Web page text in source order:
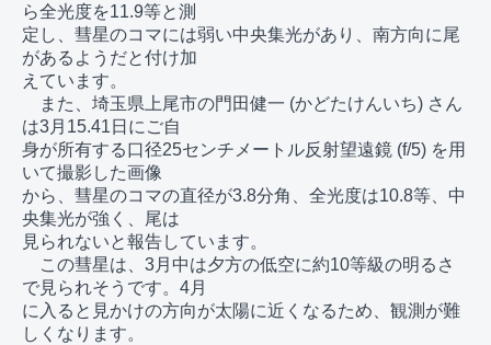
ら全光度を11.9等と測
定し、彗星のコマには弱い中央集光があり、南方向に尾
があるようだと付け加
えています。
また、埼玉県上尾市の門田健一 (かどたけんいち) さん
は3月15.41日にご自
身が所有する口径25センチメートル反射望遠鏡 (f/5) を用
いて撮影した画像
から、彗星のコマの直径が3.8分角、全光度は10.8等、中
央集光が強く、尾は
見られないと報告しています。
この彗星は、3月中は夕方の低空に約10等級の明るさ
で見られそうです。4月
に入ると見かけの方向が太陽に近くなるため、観測が難
しくなります。